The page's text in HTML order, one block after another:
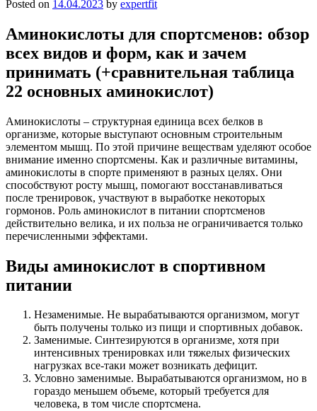
Posted on 14.04.2023 by expertfit
Аминокислоты для спортсменов: обзор
всех видов и форм, как и зачем
принимать (+сравнительная таблица
22 основных аминокислот)
Аминокислоты – структурная единица всех белков в
организме, которые выступают основным строительным
элементом мышц. По этой причине веществам уделяют особое
внимание именно спортсмены. Как и различные витамины,
аминокислоты в спорте применяют в разных целях. Они
способствуют росту мышц, помогают восстанавливаться
после тренировок, участвуют в выработке некоторых
гормонов. Роль аминокислот в питании спортсменов
действительно велика, и их польза не ограничивается только
перечисленными эффектами.
Виды аминокислот в спортивном
питании
Незаменимые. Не вырабатываются организмом, могут
быть получены только из пищи и спортивных добавок.
Заменимые. Синтезируются в организме, хотя при
интенсивных тренировках или тяжелых физических
нагрузках все-таки может возникать дефицит.
Условно заменимые. Вырабатываются организмом, но в
гораздо меньшем объеме, который требуется для
человека, в том числе спортсмена.